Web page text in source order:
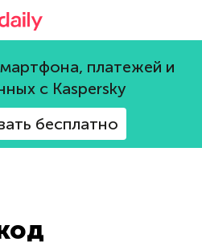
Касперского
платежей и
с Kaspersky
бесплатно